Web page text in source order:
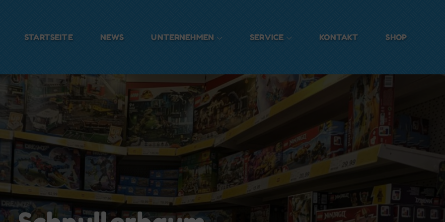
STARTSEITE NEWS UNTERNEHMEN SERVICE KONTAKT SHOP